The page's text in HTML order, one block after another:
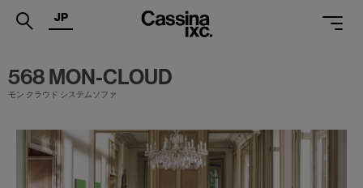
.
PRODUCTS
SERVICES
PROJECTS
JP
568 MON-CLOUD
モン クラウド システムソファ